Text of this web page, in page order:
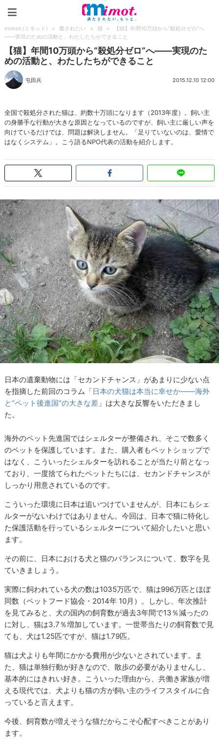
mimot.(ミモット) > 癒されたい > 猫 >
【猫】年間10万頭から“殺処分ゼロ”へ
――実現のための活動と、わたしたちができること
【猫】年間10万頭から“殺処分ゼロ”へ――実現のた
めの活動と、わたしたちができること
屯田兵 2015.12.10 12:00
全国で殺処分された猫は、約数十万頭になります（2013年度）。飼い主
の身勝手な行動が大きな原因となっているのですが、飼い主に厳しい声を
向けているだけでは、問題は解決しません。「足りていないのは、愛情で
はなくシステム」。こう語るNPO代表の活動を紹介します。
日本の遺棄動物には「セカンドチャンス」があまりに少ない点
を指摘した前回のコラム「日本の犬猫は本当に幸せか――海外
と“ペット後進国”の大きな差 」は大きな反響をいただきまし
た。
海外のペット先進国ではシェルターが整備され、そこで数多く
のペットを保護しています。また、購入者もペットショップで
はなく、こういったシェルターを訪れることが当たり前となっ
ており、一度捨てられたペットたちには、セカンドチャンスが
しっかり用意されているのです。
こういった環境に日本は追いつけていませんが、日本にもシェ
ルターがないわけではありません。今回は、日本で猫に特化し
た保護活動を行っているシェルターについて紹介したいと思い
ます。
その前に、日本における犬と猫のバランスについて、数字を見
ていきましょう。
実際に飼われている犬の数は1035万匹で、猫は996万匹とほぼ
同数（ペットフード協会・2014年 10月）。しかし、年次推計
を見てみると、犬の国内の飼育数が過去3年間で13％減ったの
に対し、猫は3.7％増加しています。一世帯当たりの飼育数で見
ても、犬は1.25匹ですが、猫は1.79匹。
猫は犬よりも年間にかかる費用が少ないとされています。ま
た、猫は単独行動が好きなので、散歩の必要がありませんし、
基本的にはきれい好き。こういった理由から、共働き家族が増
える現代では、犬よりも猫の方が飼い主のライフスタイルに合
っていると言えます。
今後、飼育数が増えそうな猫だからこそ心配すべきことがあり
ます。